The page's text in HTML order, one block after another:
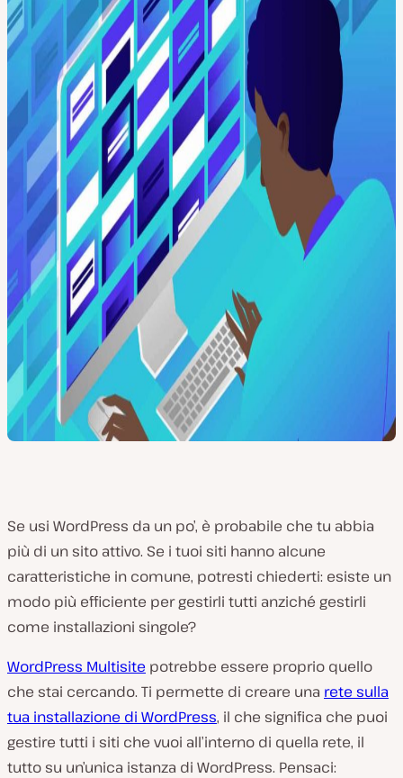
Se usi WordPress da un po’, è probabile che tu abbia
più di un sito attivo. Se i tuoi siti hanno alcune
caratteristiche in comune, potresti chiederti: esiste un
modo più efficiente per gestirli tutti anziché gestirli
come installazioni singole?
WordPress Multisite potrebbe essere proprio quello
che stai cercando. Ti permette di creare una rete sulla
tua installazione di WordPress, il che significa che puoi
gestire tutti i siti che vuoi all’interno di quella rete, il
tutto su un’unica istanza di WordPress. Pensaci: